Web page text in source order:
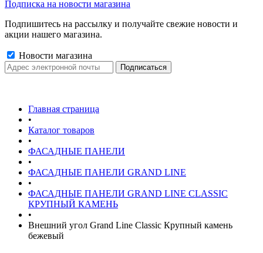
Подписка на новости магазина
Подпишитесь на рассылку и получайте свежие новости и
акции нашего магазина.
Новости магазина
Главная страница
•
Каталог товаров
•
ФАСАДНЫЕ ПАНЕЛИ
•
ФАСАДНЫЕ ПАНЕЛИ GRAND LINE
•
ФАСАДНЫЕ ПАНЕЛИ GRAND LINE CLASSIC
КРУПНЫЙ КАМЕНЬ
•
Внешний угол Grand Line Classic Крупный камень
бежевый